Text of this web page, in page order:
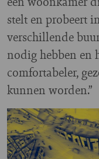
stelt en probeert
verschillende
nodig hebben en
comfortabeler,
kunnen worden.”
Image